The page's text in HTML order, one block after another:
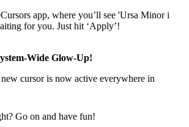
app, where you’ll see 'Ursa Minor і
for you. Just hit ‘Apply’!
Wide Glow-Up!
cursor is now active everywhere in
Go on and have fun!